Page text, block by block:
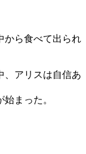
から食べて出られ
アリスは自信あ
まった。